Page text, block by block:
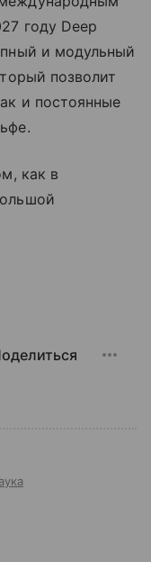
году Deep
и модульный
позволит
и постоянные
как в